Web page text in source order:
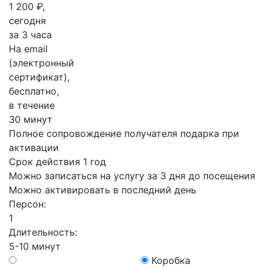
1 200 ₽,
сегодня
за 3 часа
На email
(электронный
сертификат),
бесплатно,
в течение
30 минут
Полное сопровождение получателя подарка при
активации
Срок действия 1 год
Можно записаться на услугу за 3 дня до посещения
Можно активировать в последний день
Персон:
1
Длительность:
5-10 минут
Коробка